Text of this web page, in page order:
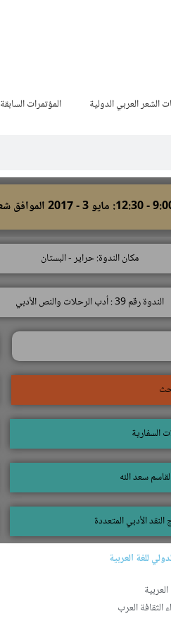
الشعر العربي الدولية المؤتمرات السابقة
مكان الندوة: حراير - البستان
الندوة رقم 39 : أدب الرحلات والنص الأدبي
السفارية
سعد الله
الأدبي المتعددة
للغة العربية
العرب